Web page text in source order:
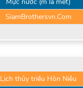
SiamBrothersvn.Com
Lịch thủy triều Hòn Niêu